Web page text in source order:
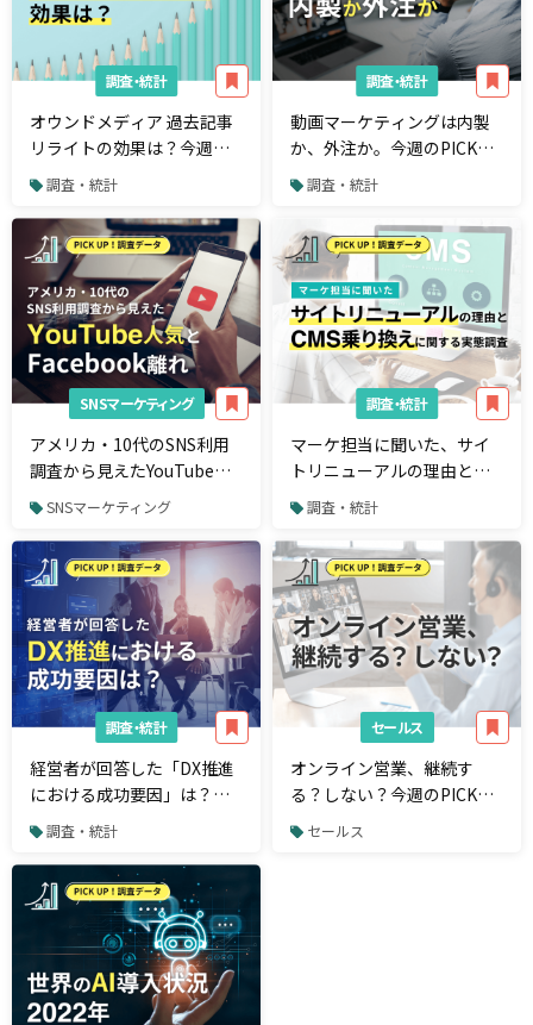
調査・統計
オウンドメディア 過去記事
リライトの効果は？今週の
PICK UP！調査データ
調査・統計
調査・統計
動画マーケティングは内製
か、外注か。今週のPICK
UP！調査データ
調査・統計
SNSマーケティング
アメリカ・10代のSNS利用
調査から見えたYouTube人
気とFacebook離れ。今週の
SNSマーケティング
調査・統計
マーケ担当に聞いた、サイ
トリニューアルの理由と
CMS乗り換えに関する実態
査データ
調査・統計
調査・統計
経営者が回答した「DX推進
における成功要因」は？今
週のPICK UP！調査データ
調査・統計
セールス
オンライン営業、継続す
る？しない？今週のPICK
UP！調査データ
セールス